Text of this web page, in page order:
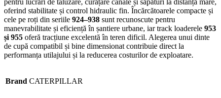
pentru lucrări de taluzare, curățare canale și săpături la distanță mare,
oferind stabilitate și control hidraulic fin. Încărcătoarele compacte și
cele pe roți din seriile 924–938 sunt recunoscute pentru
manevrabilitate și eficiență în șantiere urbane, iar track loaderele 953
și 955 oferă tracțiune excelentă în teren dificil. Alegerea unui dinte
de cupă compatibil și bine dimensionat contribuie direct la
performanța utilajului și la reducerea costurilor de exploatare.
Brand CATERPILLAR